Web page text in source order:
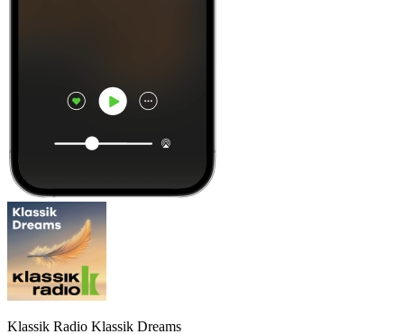
Klassik Radio Klassik Dreams